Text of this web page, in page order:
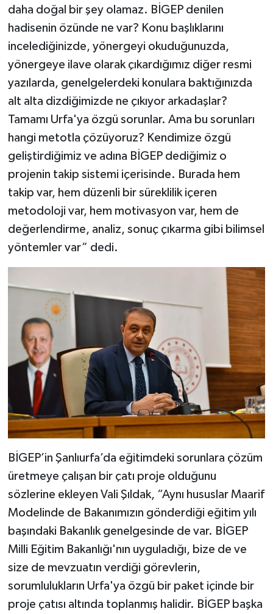
daha doğal bir şey olamaz. BİGEP denilen
hadisenin özünde ne var? Konu başlıklarını
incelediğinizde, yönergeyi okuduğunuzda,
yönergeye ilave olarak çıkardığımız diğer resmi
yazılarda, genelgelerdeki konulara baktığınızda
alt alta dizdiğimizde ne çıkıyor arkadaşlar?
Tamamı Urfa'ya özgü sorunlar. Ama bu sorunları
hangi metotla çözüyoruz? Kendimize özgü
geliştirdiğimiz ve adına BİGEP dediğimiz o
projenin takip sistemi içerisinde. Burada hem
takip var, hem düzenli bir süreklilik içeren
metodoloji var, hem motivasyon var, hem de
değerlendirme, analiz, sonuç çıkarma gibi bilimsel
yöntemler var” dedi.
BİGEP’in Şanlıurfa’da eğitimdeki sorunlara çözüm
üretmeye çalışan bir çatı proje olduğunu
sözlerine ekleyen Vali Şıldak, “Aynı hususlar Maarif
Modelinde de Bakanımızın gönderdiği eğitim yılı
başındaki Bakanlık genelgesinde de var. BİGEP
Milli Eğitim Bakanlığı'nın uyguladığı, bize de ve
size de mevzuatın verdiği görevlerin,
sorumlulukların Urfa'ya özgü bir paket içinde bir
proje çatısı altında toplanmış halidir. BİGEP başka